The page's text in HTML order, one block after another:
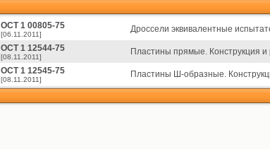
ОСТ 1 00805-75
[06.11.2011]
Дроссели эквивалентные
ОСТ 1 12544-75
[08.11.2011]
Пластины прямые. Конструкция
ОСТ 1 12545-75
[08.11.2011]
Пластины Ш-образные.